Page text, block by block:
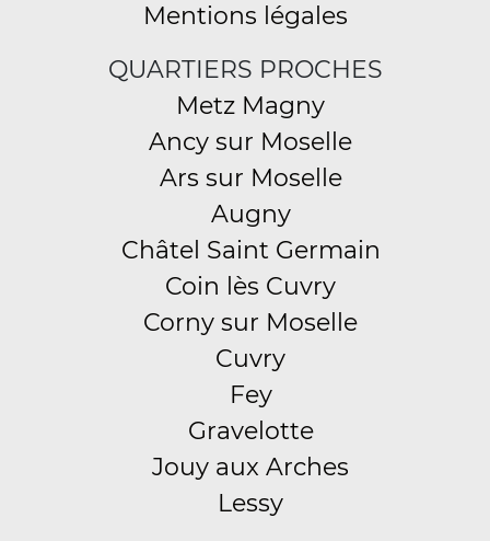
Mentions légales
QUARTIERS PROCHES
Metz Magny
Ancy sur Moselle
Ars sur Moselle
Augny
Châtel Saint Germain
Coin lès Cuvry
Corny sur Moselle
Cuvry
Fey
Gravelotte
Jouy aux Arches
Lessy